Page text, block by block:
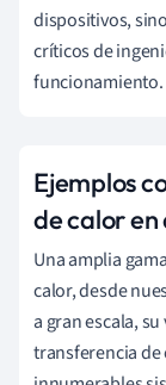
dispositivos,
críticos de
funcionamiento.
Ejemplos
de calor en
Una amplia
calor, desde
a gran escala,
transferencia